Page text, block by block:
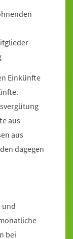
Einkünfte
aus
aus
dagegen
und
bei